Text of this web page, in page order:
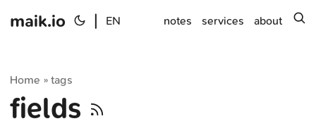
maik.io EN notes services about
Home »tags
fields